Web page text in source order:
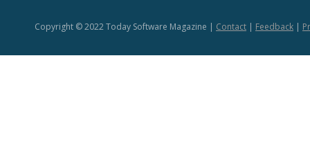
Copyright © 2022 Today Software Magazine | Contact | Feedback |